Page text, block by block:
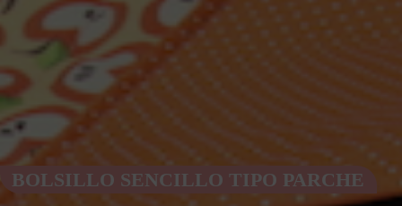
BOLSILLO SENCILLO TIPO PARCHE